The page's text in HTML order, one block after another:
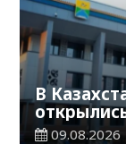
В
09.08.2026